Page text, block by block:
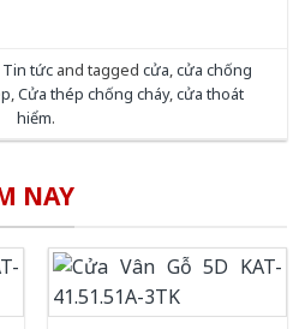
Tin tức and tagged cửa,cửa chống
,Cửa thép chống cháy,cửa thoát
hiểm.
NAY